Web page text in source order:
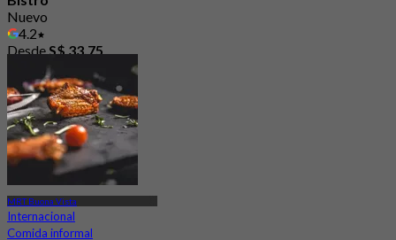
Nuevo
4.2
DesdeS$ 33.75
MRT Buona Vista
Internacional
Comida informal